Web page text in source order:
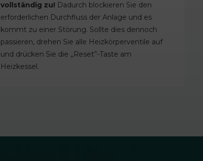
vollständig zu! Dadurch blockieren Sie den
erforderlichen Durchfluss der Anlage und es
kommt zu einer Störung. Sollte dies dennoch
passieren, drehen Sie alle Heizkörperventile auf
und drücken Sie die „Reset”-Taste am
Heizkessel.